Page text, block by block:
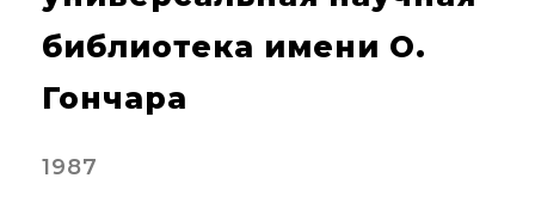
библиотека имени О.
Гончара
1987